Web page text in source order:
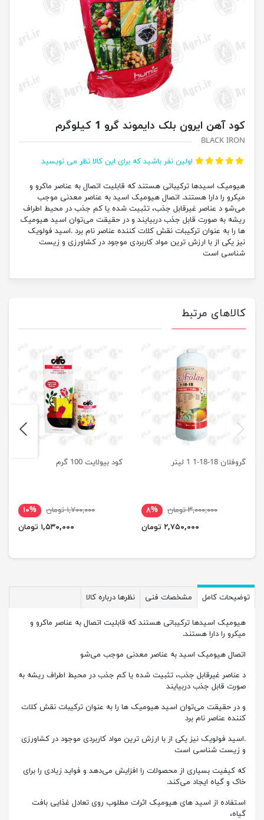
کود آهن ایرون بلک دایموند گرو 1 کیلوگرم
BLACK IRON
اولین نفر باشید که برای این کالا نظر می نویسید
هیومیک اسیدها ترکیباتی هستند که قابلیت اتصال به عناصر ماکرو و
میکرو را دارا هستند. اتصال هیومیک اسید به عناصر معدنی موجب
می‌شو د عناصر غیرقابل جذب، تثبیت شده یا کم جذب در محیط اطراف
ریشه به صورت قابل جذب دربیایند و در حقیقت می‌توان اسید هیومیک
ها را به عنوان ترکیبات نقش کلات کننده عناصر نام برد .اسید فولویک
نیز یکی از با ارزش ترین مواد کاربردی موجود در کشاورزی و زیست
شناسی است
کالاهای مرتبط
گروفلان 18-18-1 1 لیتر
۳,۰۰۰,۰۰۰ تومان
۸%
۲,۷۵۰,۰۰۰ تومان
کود بیولایت 100 گرم
۱,۷۰۰,۰۰۰ تومان
۱۰%
۱,۵۳۰,۰۰۰ تومان
previus
توضیحات کامل مشخصات فنی نظرها درباره کالا
هیومیک اسیدها ترکیباتی هستند که قابلیت اتصال به عناصر ماکرو و
میکرو را دارا هستند.
اتصال هیومیک اسید به عناصر معدنی موجب می‌شو
د عناصر غیرقابل جذب، تثبیت شده یا کم جذب در محیط اطراف ریشه به
صورت قابل جذب دربیایند
و در حقیقت می‌توان اسید هیومیک ها را به عنوان ترکیبات نقش کلات
کننده عناصر نام برد
.اسید فولویک نیز یکی از با ارزش ترین مواد کاربردی موجود در کشاورزی
و زیست شناسی است
که کیفیت بسیاری از محصولات را افزایش می‌دهد و فواید زیادی را برای
خاک و گیاه ایجاد می‌کند.
استفاده از اسید های هیومیک اثرات مطلوب روی تعادل غذایی بافت
گیاه،